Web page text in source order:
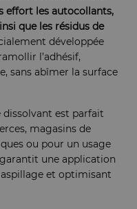
effort les autocollants,
que les résidus de
développée
l’adhésif,
sans abîmer la surface
dissolvant est parfait
magasins de
ou pour un usage
une application
et optimisant